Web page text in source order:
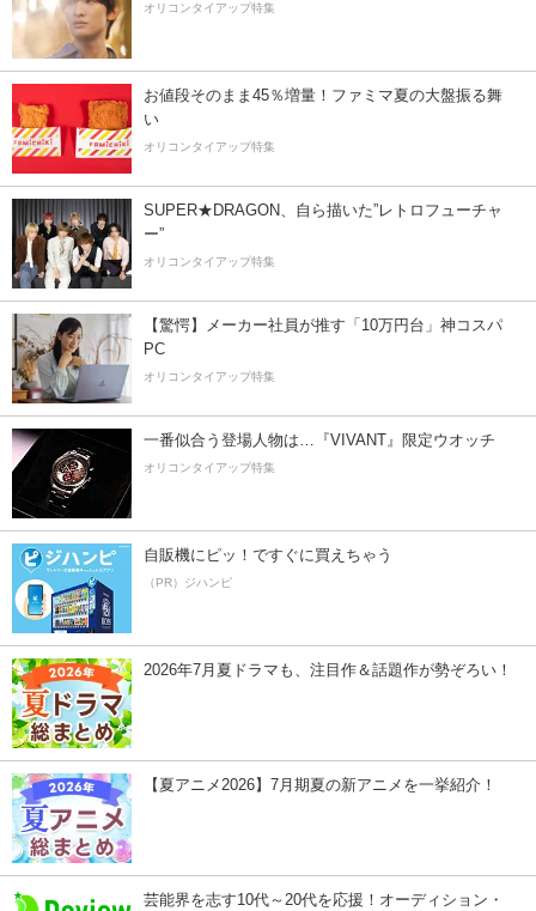
オリコンタイアップ特集
お値段そのまま45％増量！ファミマ夏の大盤振る舞
い
オリコンタイアップ特集
SUPER★DRAGON、自ら描いた”レトロフューチャ
ー”
オリコンタイアップ特集
【驚愕】メーカー社員が推す「10万円台」神コスパ
PC
オリコンタイアップ特集
一番似合う登場人物は…『VIVANT』限定ウオッチ
オリコンタイアップ特集
自販機にピッ！ですぐに買えちゃう
（PR）ジハンピ
2026年7月夏ドラマも、注目作＆話題作が勢ぞろい！
【夏アニメ2026】7月期夏の新アニメを一挙紹介！
芸能界を志す10代～20代を応援！オーディション・